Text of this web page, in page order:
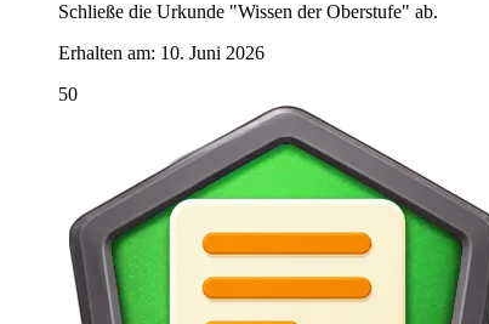
Schließe die Urkunde "Wissen der Oberstufe" ab.
Erhalten am: 10. Juni 2026
50